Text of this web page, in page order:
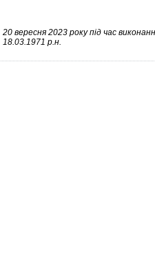
20 вересня 2023 року під час
18.03.1971 р.н.